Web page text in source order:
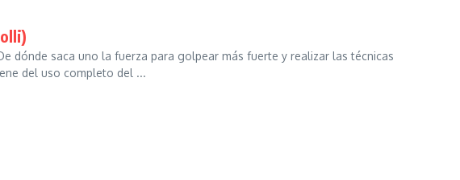
dónde saca uno la fuerza para golpear más fuerte y realizar las técnicas
del uso completo del ...